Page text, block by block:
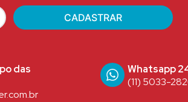
das
Whatsapp
(11) 5033-